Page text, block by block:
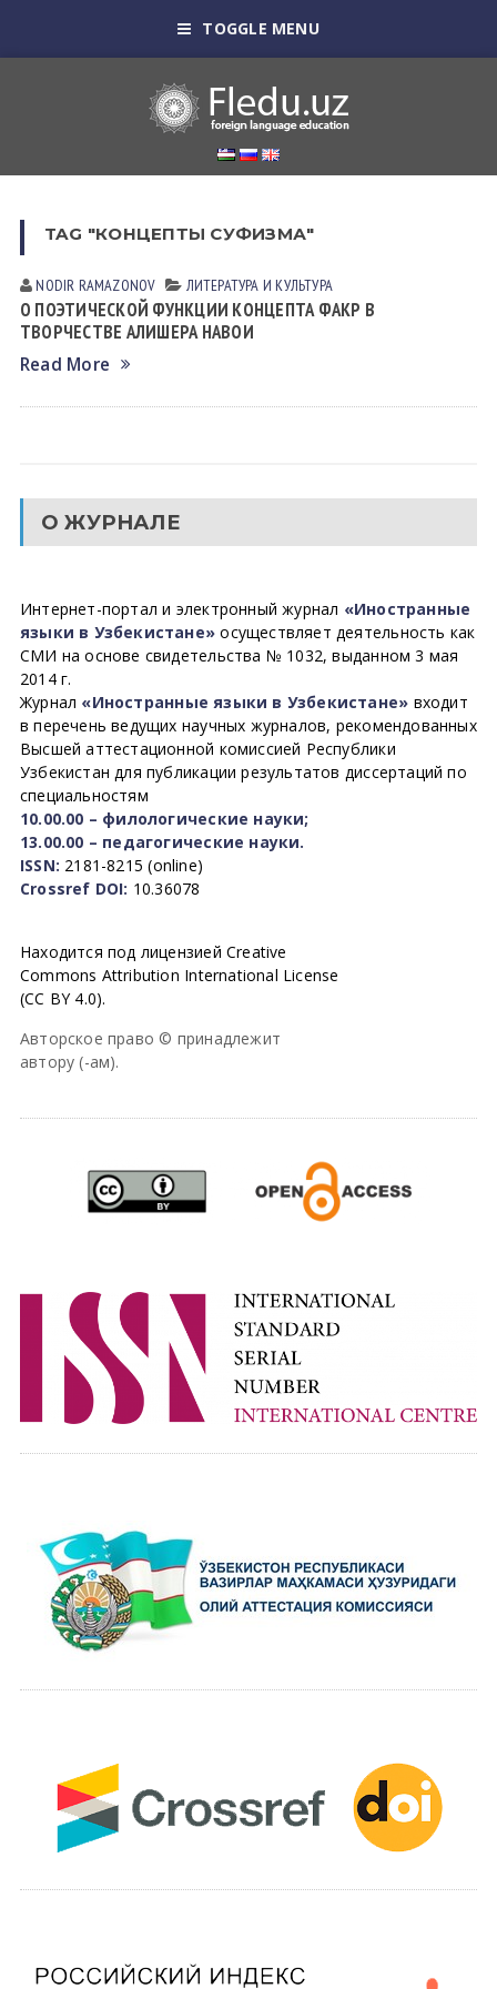
TOGGLE MENU
TAG "КОНЦЕПТЫ СУФИЗМА"
NODIR RАMАZONOV ЛИТЕРАТУРА И КУЛЬТУРА
О ПОЭТИЧЕСКОЙ ФУНКЦИИ КОНЦЕПТА ФАКР В
ТВОРЧЕСТВЕ АЛИШЕРА НАВОИ
Read More
О ЖУРНАЛЕ
Интернет-портал и электронный журнал «Иностранные
языки в Узбекистане» осуществляет деятельность как
СМИ на основе свидетельства № 1032, выданном 3 мая
2014 г.
Журнал «Иностранные языки в Узбекистане» входит
в перечень ведущих научных журналов, рекомендованных
Высшей аттестационной комиссией Республики
Узбекистан для публикации результатов диссертаций по
специальностям
10.00.00 – филологические науки;
13.00.00 – педагогические науки.
ISSN: 2181-8215 (online)
Crossref DOI: 10.36078
Находится под лицензией Creative
Commons Attribution International License
(CC BY 4.0).
Авторское право © принадлежит
автору (-ам).